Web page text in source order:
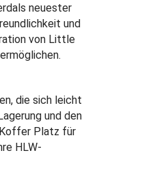
neuester
und
von Little
die sich leicht
und den
Platz für
HLW-